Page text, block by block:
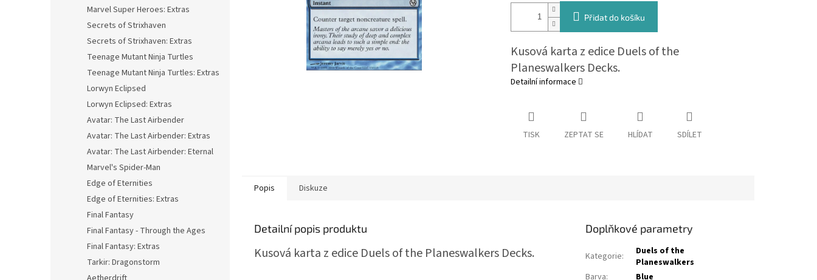
Marvel Super Heroes: Extras
Secrets of Strixhaven
Secrets of Strixhaven: Extras
Teenage Mutant Ninja Turtles
Teenage Mutant Ninja Turtles: Extras
Lorwyn Eclipsed
Lorwyn Eclipsed: Extras
Avatar: The Last Airbender
Avatar: The Last Airbender: Extras
Avatar: The Last Airbender: Eternal
Marvel's Spider-Man
Edge of Eternities
Edge of Eternities: Extras
Final Fantasy
Final Fantasy - Through the Ages
Final Fantasy: Extras
Tarkir: Dragonstorm
Přidat do košíku
Kusová karta z edice Duels of the
Planeswalkers Decks.
Detailní informace
TISK ZEPTAT SE HLÍDAT SDÍLET
Popis Diskuze
Detailní popis produktu
Kusová karta z edice Duels of the Planeswalkers Decks.
Doplňkové parametry
Kategorie:
Duels of the
Planeswalkers
Barva:
Blue